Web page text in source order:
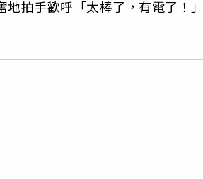
地拍手歡呼「太棒了，有電了！